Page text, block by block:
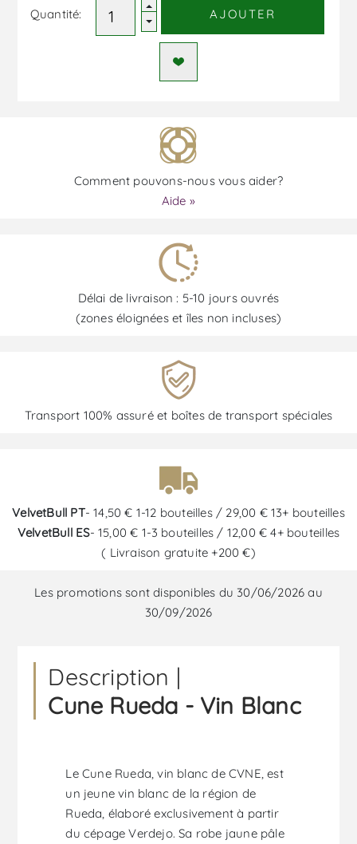
Quantité: AJOUTER
Comment pouvons-nous vous aider?
Aide »
Délai de livraison : 5-10 jours ouvrés
(zones éloignées et îles non incluses)
Transport 100% assuré et boîtes de transport spéciales
VelvetBull PT- 14,50 € 1-12 bouteilles / 29,00 € 13+ bouteilles
VelvetBull ES- 15,00 € 1-3 bouteilles / 12,00 € 4+ bouteilles
( Livraison gratuite +200 €)
Les promotions sont disponibles du 30/06/2026 au
30/09/2026
Description |
Cune Rueda - Vin Blanc
Le Cune Rueda, vin blanc de CVNE, est
un jeune vin blanc de la région de
Rueda, élaboré exclusivement à partir
du cépage Verdejo. Sa robe jaune pâle